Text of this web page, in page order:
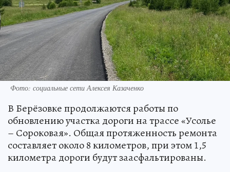
Фото: социальные сети Алексея Казаченко
В Берёзовке продолжаются работы по
обновлению участка дороги на трассе «Усолье
– Сороковая». Общая протяженность ремонта
составляет около 8 километров, при этом 1,5
километра дороги будут заасфальтированы.